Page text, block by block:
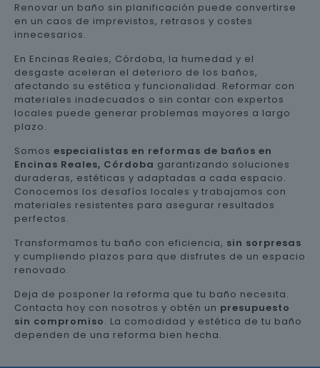
Renovar un baño sin planificación puede convertirse
en un caos de imprevistos, retrasos y costes
innecesarios.
En Encinas Reales, Córdoba, la humedad y el
desgaste aceleran el deterioro de los baños,
afectando su estética y funcionalidad. Reformar con
materiales inadecuados o sin contar con expertos
locales puede generar problemas mayores a largo
plazo.
Somos especialistas en reformas de baños en
Encinas Reales, Córdoba garantizando soluciones
duraderas, estéticas y adaptadas a cada espacio.
Conocemos los desafíos locales y trabajamos con
materiales resistentes para asegurar resultados
perfectos.
Transformamos tu baño con eficiencia, sin sorpresas
y cumpliendo plazos para que disfrutes de un espacio
renovado.
Deja de posponer la reforma que tu baño necesita.
Contacta hoy con nosotros y obtén un presupuesto
sin compromiso. La comodidad y estética de tu baño
dependen de una reforma bien hecha.